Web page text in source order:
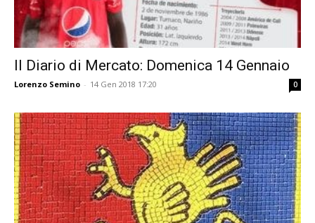
Il Diario di Mercato: Domenica 14 Gennaio
Lorenzo Semino - 14 Gen 2018 17:20 0